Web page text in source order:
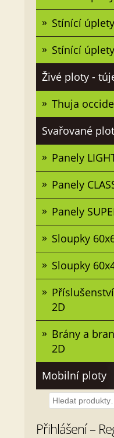
Stínící
Stínící
Živé ploty -
Thuja
Svařované
Panely
Panely
Panely
Sloupky
Sloupky
2D
Brány a
2D
Mobilní ploty
Hledat:
Přihlášení –